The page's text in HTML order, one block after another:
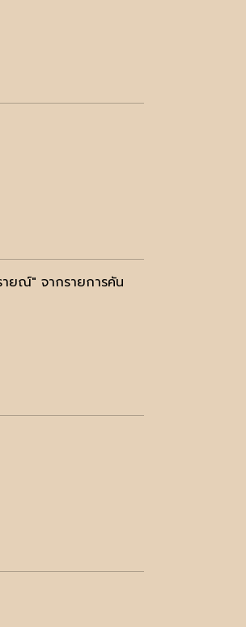
ยณ์" จากรายการคัน